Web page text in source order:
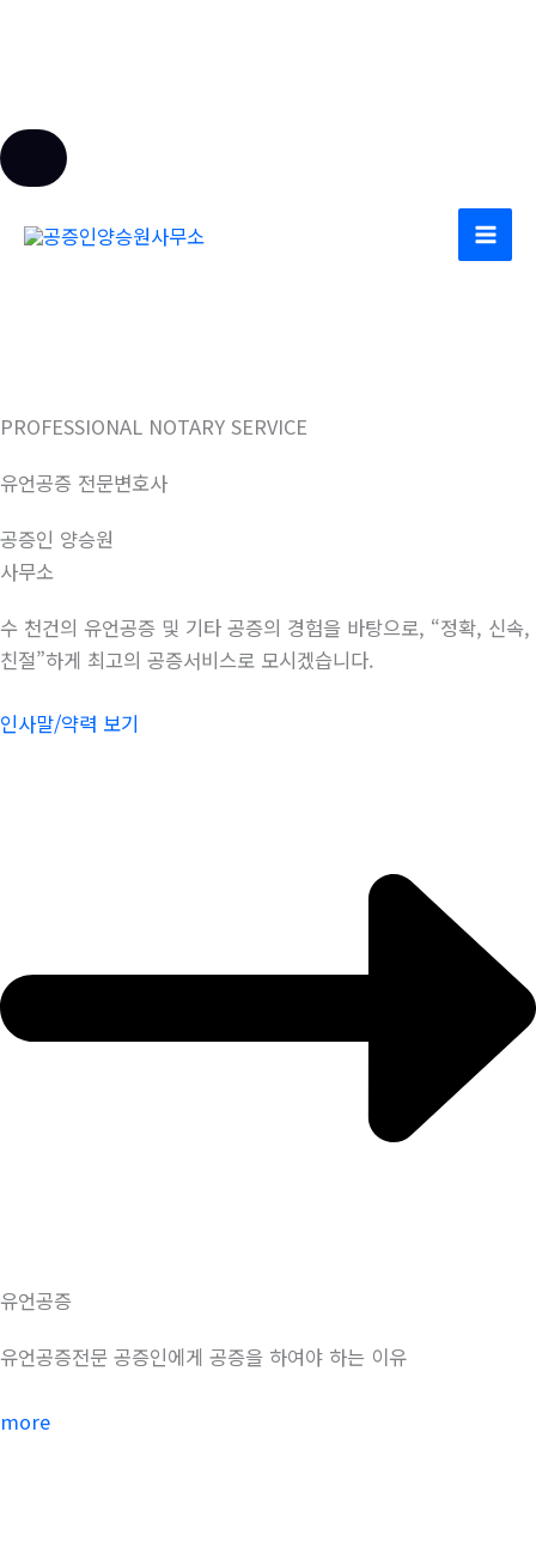
기
PROFESSIONAL NOTARY SERVICE
유언공증 전문변호사
공증인 양승원
사무소
수 천건의 유언공증 및 기타 공증의 경험을 바탕으로, “정확, 신속,
친절”하게 최고의 공증서비스로 모시겠습니다.
인사말/약력 보기
유언공증
유언공증전문 공증인에게 공증을 하여야 하는 이유
more